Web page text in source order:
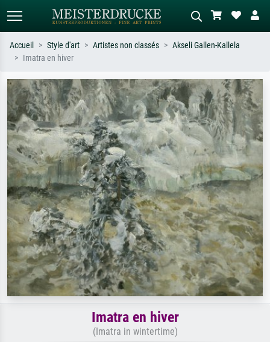
Recherchez par artiste, titre ou style –
ex. Monet, Nuit étoilée,
impressionnisme, vague de Hokusai,
nu.
Décrivez la scène – ex. prairie verte,
abstrait avec beaucoup de rouge,
tableau sombre, nu debout près d'un
arbre.
Accueil Style d'art Artistes non classés
Akseli Gallen-Kallela
Imatra en hiver
Imatra en hiver
(Imatra in wintertime)